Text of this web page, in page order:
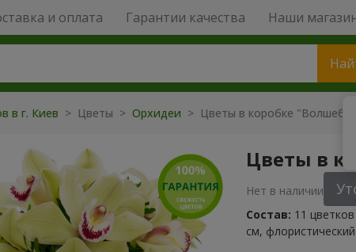
и оплата Гарантии качества Наши
в г. Киев > Цветы > Орхидеи > Цветы в коробке
Цветы в
Нет в наличии
Состав: 11
см,